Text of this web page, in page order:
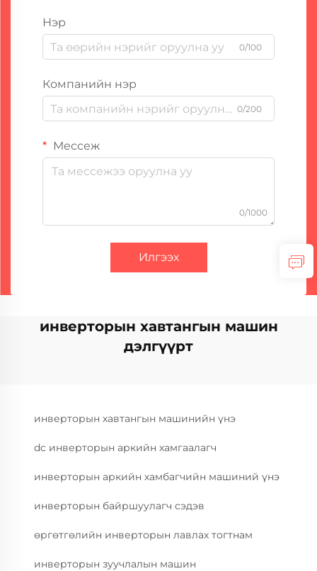
Нэр
0/100
Компанийн нэр
0/200
Мессеж
0/1000
Илгээх
инверторын хавтангын машин
дэлгүүрт
инверторын хавтангын машинийн үнэ
dc инверторын аркийн хамгаалагч
инверторын аркийн хамбагчийн машиний үнэ
инверторын байршуулагч сэдэв
өргөтгөлийн инверторын лавлах тогтнам
инверторын зуучлалын машин